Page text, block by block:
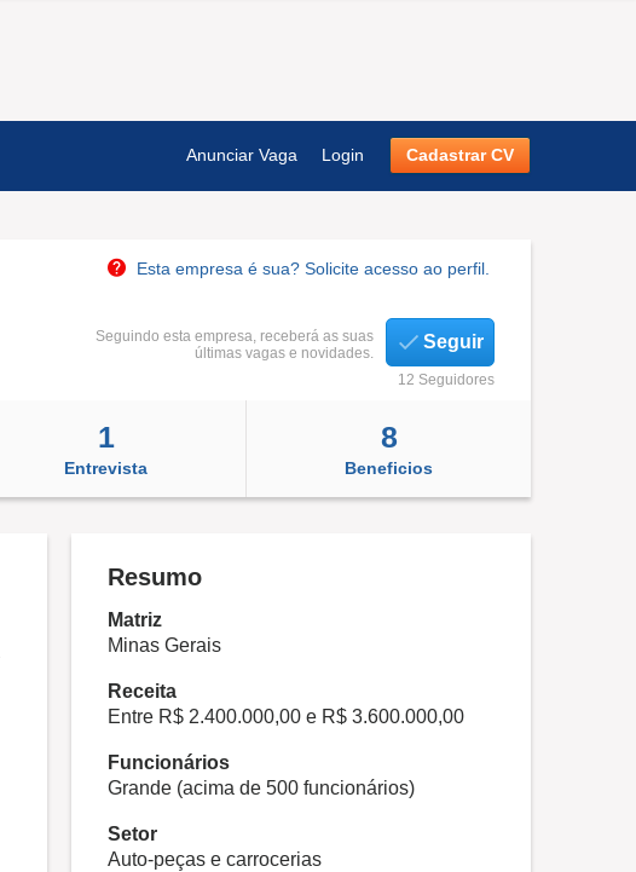
Anunciar Vaga Login Cadastrar CV
Esta empresa é sua? Solicite acesso ao perfil.
Seguindo esta empresa, receberá as suas
últimas vagas e novidades.
Seguir
12 Seguidores
1
Entrevista
8
Beneficios
Resumo
Matriz
Minas Gerais
Receita
Entre R$ 2.400.000,00 e R$ 3.600.000,00
Funcionários
Grande (acima de 500 funcionários)
Setor
Auto-peças e carrocerias